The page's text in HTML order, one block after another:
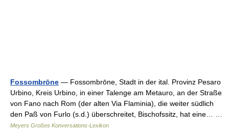
Fossombrōne — Fossombrōne, Stadt in der ital. Provinz Pesaro
Urbino, Kreis Urbino, in einer Talenge am Metauro, an der Straße
von Fano nach Rom (der alten Via Flaminia), die weiter südlich
den Paß von Furlo (s.d.) überschreitet, Bischofssitz, hat eine… …
Meyers Großes Konversations-Lexikon